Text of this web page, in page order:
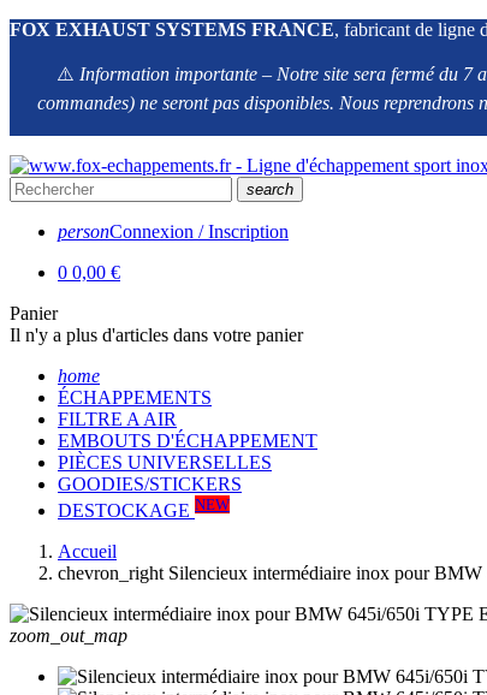
FOX EXHAUST SYSTEMS FRANCE, fabricant de ligne
⚠️ Information importante – Notre site sera fermé du 7
commandes) ne seront pas disponibles. Nous
search
personConnexion / Inscription
0 0,00 €
Panier
Il n'y a plus d'articles dans votre panier
home
ÉCHAPPEMENTS
FILTRE A AIR
EMBOUTS D'ÉCHAPPEMENT
PIÈCES UNIVERSELLES
GOODIES/STICKERS
DESTOCKAGE NEW
Accueil
chevron_right Silencieux intermédiaire inox pour
zoom_out_map